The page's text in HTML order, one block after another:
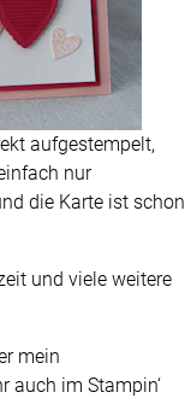
aufgestempelt,
nur
die Karte ist schon
und viele weitere
mein
auch im Stampin‘